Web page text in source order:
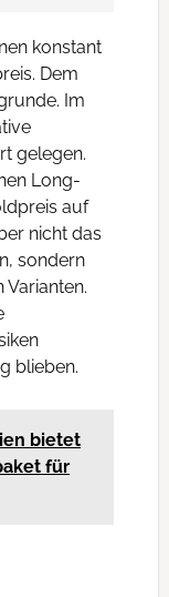
konstant
Dem
Im
gelegen.
Long-
auf
nicht das
sondern
blieben.
bietet
für